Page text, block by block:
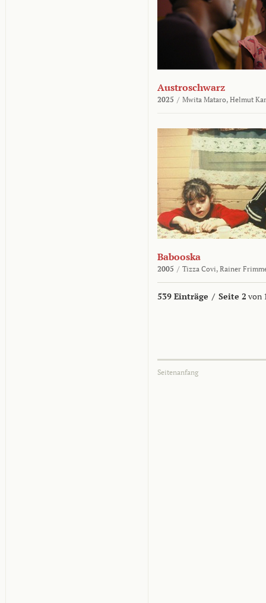
Austroschwarz
2025 / Mwita Mataro, Helmut
Babooska
2005 / Tizza Covi, Rainer
539 Einträge / Seite 2 von
Seitenanfang